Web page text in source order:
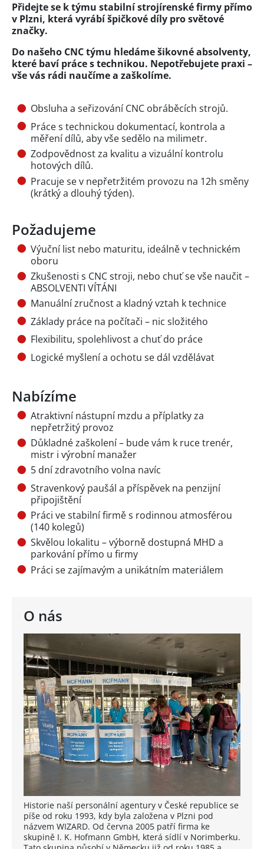
O nás
Historie naší personální agentury v České republice se
píše od roku 1993, kdy byla založena v Plzni pod
názvem WIZARD. Od června 2005 patří firma ke
skupině I. K. Hofmann GmbH, která sídlí v Norimberku.
Přidejte se k týmu stabilní strojírenské firmy přímo
v Plzni, která vyrábí špičkové díly pro světové
značky.
Do našeho CNC týmu hledáme šikovné absolventy,
které baví práce s technikou. Nepotřebujete praxi –
vše vás rádi naučíme a zaškolíme.
Obsluha a seřizování CNC obráběcích strojů.
Práce s technickou dokumentací, kontrola a
měření dílů, aby vše sedělo na milimetr.
Zodpovědnost za kvalitu a vizuální kontrolu
hotových dílů.
Pracuje se v nepřetržitém provozu na 12h směny
(krátký a dlouhý týden).
Požadujeme
Výuční list nebo maturitu, ideálně v technickém
oboru
Zkušenosti s CNC stroji, nebo chuť se vše naučit –
ABSOLVENTI VÍTÁNI
Manuální zručnost a kladný vztah k technice
Základy práce na počítači – nic složitého
Flexibilitu, spolehlivost a chuť do práce
Logické myšlení a ochotu se dál vzdělávat
Nabízíme
Atraktivní nástupní mzdu a příplatky za
nepřetržitý provoz
Důkladné zaškolení – bude vám k ruce trenér,
mistr i výrobní manažer
5 dní zdravotního volna navíc
Stravenkový paušál a příspěvek na penzijní
připojištění
Práci ve stabilní firmě s rodinnou atmosférou
(140 kolegů)
Skvělou lokalitu – výborně dostupná MHD a
parkování přímo u firmy
Práci se zajímavým a unikátním materiálem